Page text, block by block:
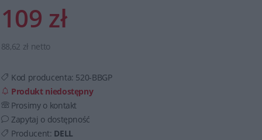
109 zł
88,62 zł netto
Kod producenta: 520-BBGP
Produkt niedostępny
Prosimy o kontakt
Zapytaj o dostępność
Producent: DELL